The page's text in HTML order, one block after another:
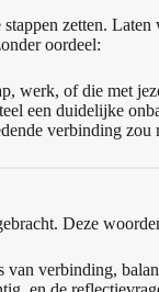
zetten.
oordeel:
werk, of die met
een duidelijke
verbinding zou
Deze
van verbinding,